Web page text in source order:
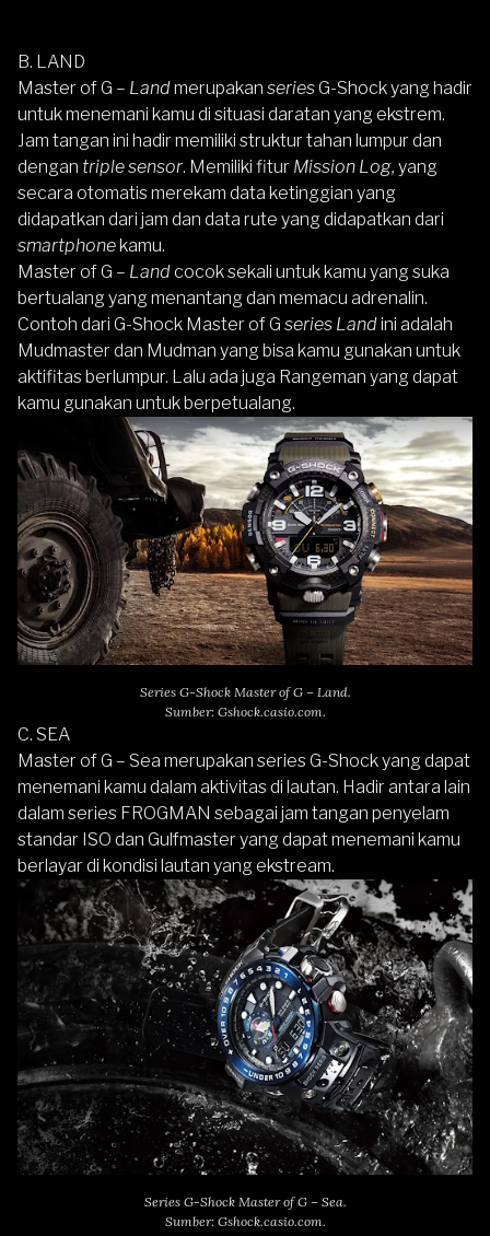
B. LAND
Master of G – Landmerupakan seriesG-Shock yang hadir
untuk menemani kamu di situasi daratan yang ekstrem.
Jam tangan ini hadir memiliki struktur tahan lumpur dan
dengan triple sensor. Memiliki fitur Mission Log, yang
secara otomatis merekam data ketinggian yang
didapatkan dari jam dan data rute yang didapatkan dari
smartphonekamu.
Master of G – Landcocok sekali untuk kamu yang suka
bertualang yang menantang dan memacu adrenalin.
Contoh dari G-Shock Master of G series Landini adalah
Mudmaster dan Mudman yang bisa kamu gunakan untuk
aktifitas berlumpur. Lalu ada juga Rangeman yang dapat
kamu gunakan untuk berpetualang.
Series G-Shock Master of G – Land.
Sumber: Gshock.casio.com.
C. SEA
Master of G – Sea merupakan series G-Shock yang dapat
menemani kamu dalam aktivitas di lautan. Hadir antara lain
dalam series FROGMAN sebagai jam tangan penyelam
standar ISO dan Gulfmaster yang dapat menemani kamu
berlayar di kondisi lautan yang ekstream.
Series G-Shock Master of G – Sea.
Sumber: Gshock.casio.com.